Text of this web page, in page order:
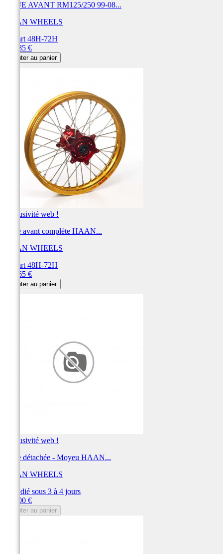
ROUE AVANT RM125/250 99-08...
HAAN WHEELS
Départ 48H-72H
559,85 €
Ajouter au panier
Exclusivité web !
Roue avant complète HAAN...
HAAN WHEELS
Départ 48H-72H
558,65 €
Ajouter au panier
Exclusivité web !
Pièce détachée - Moyeu HAAN...
HAAN WHEELS
Expédié sous 3 à 4 jours
389,00 €
Ajouter au panier